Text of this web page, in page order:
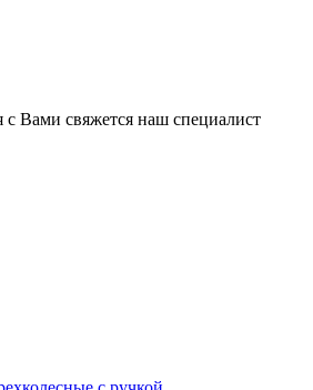
Вами свяжется наш специалист